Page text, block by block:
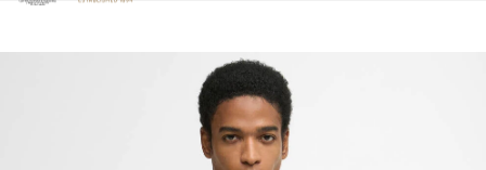
Clicca per visualizzare la nostra Dichiarazione di Accessibilità